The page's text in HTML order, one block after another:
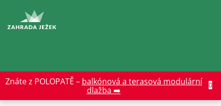
obsah
Znáte z POLOPATĚ – balkónová a terasová modulární
dlažba ➡️